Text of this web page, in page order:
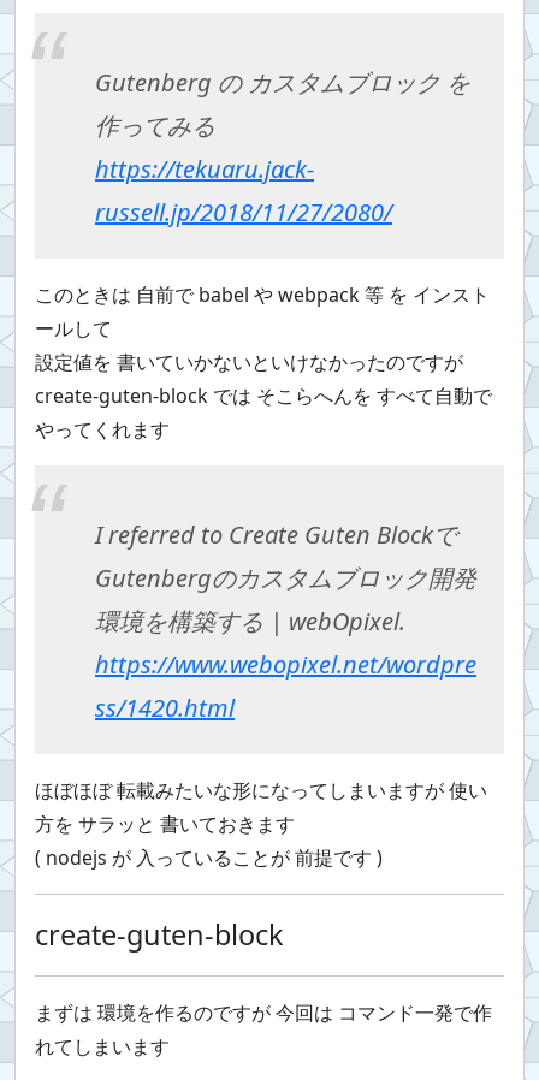
Gutenberg の カスタムブロック を
作ってみる
https://tekuaru.jack-
russell.jp/2018/11/27/2080/
このときは 自前で babel や webpack 等 を インスト
ールして
設定値を 書いていかないといけなかったのですが
create-guten-block では そこらへんを すべて自動で
やってくれます
I referred to Create Guten Blockで
Gutenbergのカスタムブロック開発
環境を構築する | webOpixel.
https://www.webopixel.net/wordpre
ss/1420.html
ほぼほぼ 転載みたいな形になってしまいますが 使い
方を サラッと 書いておきます
( nodejs が 入っていることが 前提です )
create-guten-block
まずは 環境を作るのですが 今回は コマンド一発で作
れてしまいます